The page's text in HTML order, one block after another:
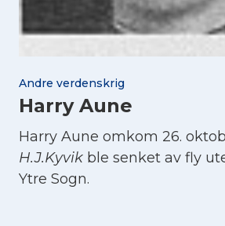
Andre verdenskrig
Harry Aune
Harry Aune omkom 26.
H.J.Kyvik ble senket av fly
Ytre Sogn.